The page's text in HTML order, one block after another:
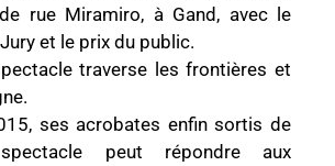
rue Miramiro, à Gand, avec le
et le prix du public.
traverse les frontières et
ses acrobates enfin sortis de
peut répondre aux